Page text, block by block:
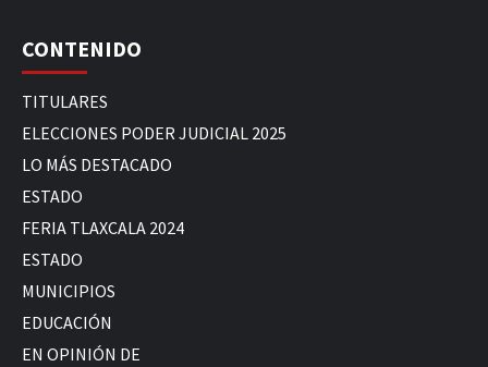
CONTENIDO
TITULARES
ELECCIONES PODER JUDICIAL 2025
LO MÁS DESTACADO
ESTADO
FERIA TLAXCALA 2024
ESTADO
MUNICIPIOS
EDUCACIÓN
EN OPINIÓN DE